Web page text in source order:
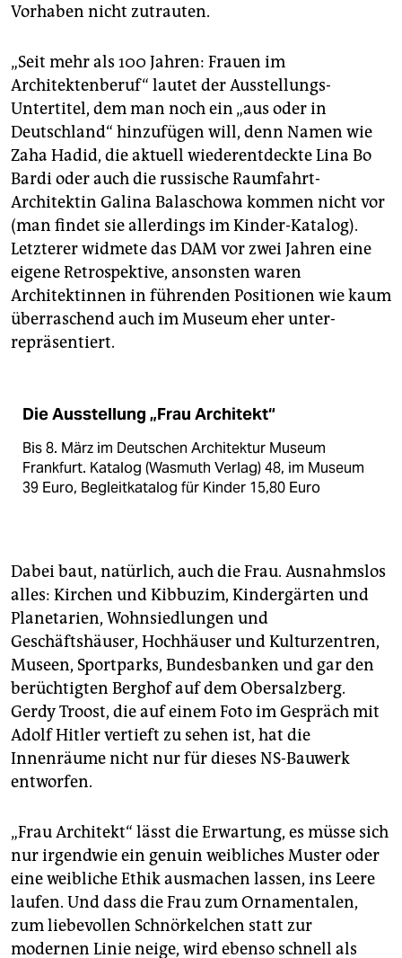
Vorhaben nicht zutrauten.
„Seit mehr als 100 Jahren: Frauen im
Architektenberuf“ lautet der Ausstellungs-
Untertitel, dem man noch ein „aus oder in
Deutschland“ hinzufügen will, denn Namen wie
Zaha Hadid, die aktuell wiederentdeckte Lina Bo
Bardi oder auch die russische Raumfahrt-
Architektin Galina Balaschowa kommen nicht vor
(man findet sie allerdings im Kinder-Katalog).
Letzterer widmete das DAM vor zwei Jahren eine
eigene Retro­spektive, ansonsten waren
Architektinnen in führenden Positionen wie kaum
überraschend auch im Museum eher unter­
repräsentiert.
Die Ausstellung „Frau Architekt“
Bis 8. März im Deutschen Architektur Museum
Frankfurt. Katalog (Wasmuth Verlag) 48, im Museum
39 Euro, Begleitkatalog für Kinder 15,80 Euro
Dabei baut, natürlich, auch die Frau. Ausnahmslos
alles: Kirchen und Kibbuzim, Kindergärten und
Planetarien, Wohnsiedlungen und
Geschäftshäuser, Hochhäuser und Kulturzentren,
Museen, Sportparks, Bundesbanken und gar den
berüchtigten Berghof auf dem Obersalzberg.
Gerdy Troost, die auf einem Foto im Gespräch mit
Adolf Hitler vertieft zu sehen ist, hat die
Innenräume nicht nur für dieses NS-Bauwerk
entworfen.
„Frau Architekt“ lässt die Erwartung, es müsse sich
nur irgendwie ein genuin weibliches Muster oder
eine weibliche Ethik ausmachen lassen, ins Leere
laufen. Und dass die Frau zum Ornamentalen,
zum liebevollen Schnörkelchen statt zur
modernen Linie neige, wird ebenso schnell als